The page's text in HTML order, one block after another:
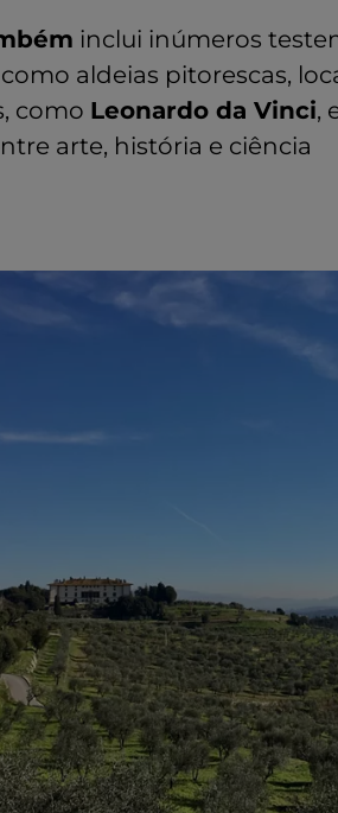
inclui inúmeros
aldeias pitorescas,
como Leonardo da Vinci,
arte, história e ciência